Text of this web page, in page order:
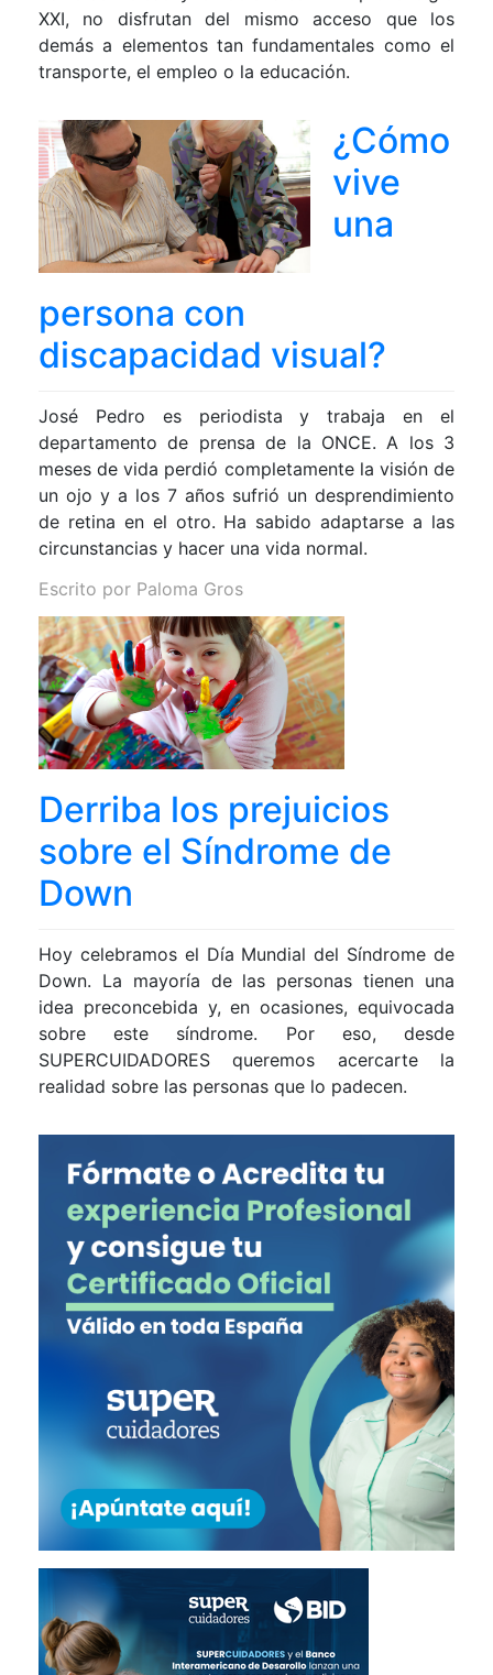
XXI, no disfrutan del mismo acceso que los
demás a elementos tan fundamentales como el
transporte, el empleo o la educación.
¿Cómo
vive
una
persona con
discapacidad visual?
José Pedro es periodista y trabaja en el
departamento de prensa de la ONCE. A los 3
meses de vida perdió completamente la visión de
un ojo y a los 7 años sufrió un desprendimiento
de retina en el otro. Ha sabido adaptarse a las
circunstancias y hacer una vida normal.
Escrito por Paloma Gros
Derriba los prejuicios
sobre el Síndrome de
Down
Hoy celebramos el Día Mundial del Síndrome de
Down. La mayoría de las personas tienen una
idea preconcebida y, en ocasiones, equivocada
sobre este síndrome. Por eso, desde
SUPERCUIDADORES queremos acercarte la
realidad sobre las personas que lo padecen.